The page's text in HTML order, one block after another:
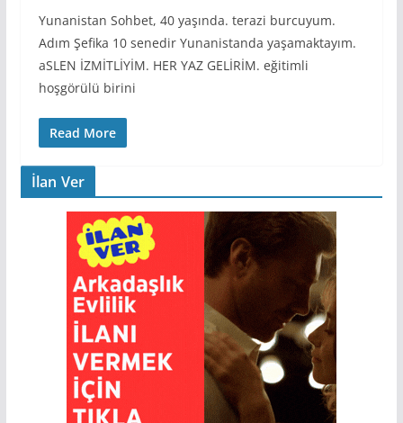
Yunanistan Sohbet, 40 yaşında. terazi burcuyum.
Adım Şefika 10 senedir Yunanistanda yaşamaktayım.
aSLEN İZMİTLİYİM. HER YAZ GELİRİM. eğitimli
hoşgörülü birini
Read More
İlan Ver